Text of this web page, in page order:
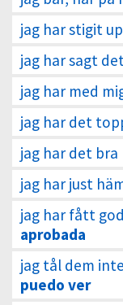
jag har stigit
jag har sagt
jag har med
jag har det
jag har det bra
jag har just
jag har fått
aprobada
jag tål dem
puedo ver